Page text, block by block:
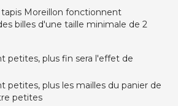
tapis Moreillon fonctionnent
billes d'une taille minimale de 2
petites, plus fin sera l'effet de
petites, plus les mailles du panier de
petites